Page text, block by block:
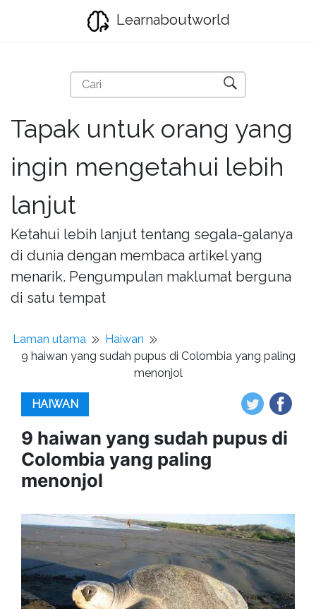
Learnaboutworld
Tapak untuk orang yang
ingin mengetahui lebih
lanjut
Ketahui lebih lanjut tentang segala-galanya
di dunia dengan membaca artikel yang
menarik. Pengumpulan maklumat berguna
di satu tempat
Laman utama
Haiwan
9 haiwan yang sudah pupus di Colombia yang paling
menonjol
HAIWAN
9 haiwan yang sudah pupus di
Colombia yang paling
menonjol